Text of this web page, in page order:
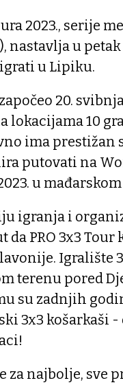
2023., serije
nastavlja u
u Lipiku.
20.
lokacijama 10
ima prestižan
putovati na
u
igranja i
PRO 3x3 Tour
Igralište
terenu pored
su zadnjih
3x3 košarkaši
za najbolje, sve